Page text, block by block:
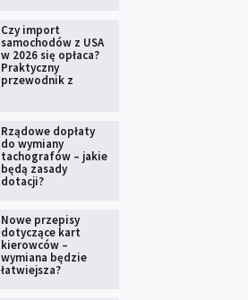
Czy import
samochodów z USA
w 2026 się opłaca?
Praktyczny
przewodnik z
Rządowe dopłaty
do wymiany
tachografów – jakie
będą zasady
dotacji?
Nowe przepisy
dotyczące kart
kierowców –
wymiana będzie
łatwiejsza?